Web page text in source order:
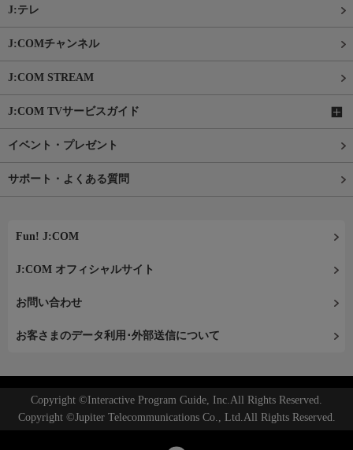
J:テレ
J:COMチャンネル
J:COM STREAM
J:COM TVサービスガイド
イベント・プレゼント
サポート・よくある質問
Fun! J:COM
J:COM オフィシャルサイト
お問い合わせ
お客さまのデータ利用･外部送信について
Copyright ©Interactive Program Guide, Inc.All Rights Reserved.
Copyright ©Jupiter Telecommunications Co., Ltd.All Rights Reserved.